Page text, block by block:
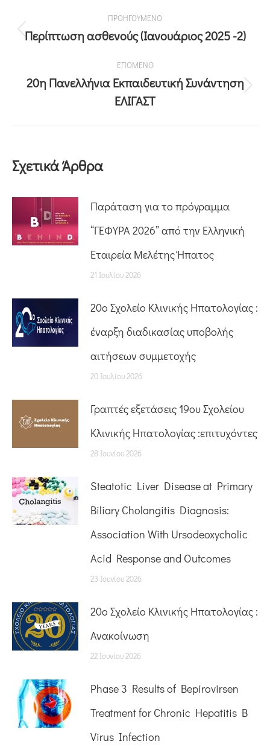
ΠΡΟΗΓΟΥΜΕΝΟ
Περίπτωση ασθενούς (Ιανουάριος 2025 -2)
ΕΠΟΜΕΝΟ
20η Πανελλήνια Εκπαιδευτική Συνάντηση
ΕΛΙΓΑΣΤ
Σχετικά Άρθρα
Παράταση για το πρόγραμμα
“ΓΕΦΥΡΑ 2026” από την Ελληνική
Εταιρεία Μελέτης Ήπατος
21 Ιουλίου 2026
20o Σχολείο Κλινικής Ηπατολογίας :
έναρξη διαδικασίας υποβολής
αιτήσεων συμμετοχής
20 Ιουλίου 2026
Γραπτές εξετάσεις 19ου Σχολείου
Κλινικής Ηπατολογίας :επιτυχόντες
28 Ιουνίου 2026
Steatotic Liver Disease at Primary
Biliary Cholangitis Diagnosis:
Association With Ursodeoxycholic
Acid Response and Outcomes
23 Ιουνίου 2026
20o Σχολείο Κλινικής Ηπατολογίας :
Ανακοίνωση
22 Ιουνίου 2026
Phase 3 Results of Bepirovirsen
Treatment for Chronic Hepatitis B
Virus Infection